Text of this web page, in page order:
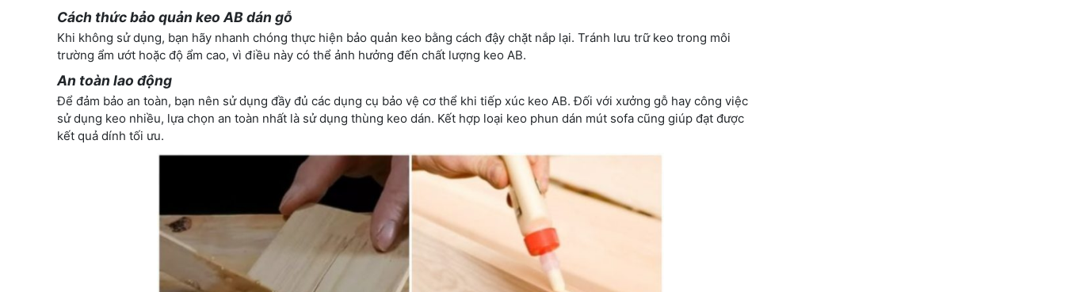
Cách thức bảo quản keo AB dán gỗ
Khi không sử dụng, bạn hãy nhanh chóng thực hiện bảo quản keo bằng cách đậy chặt nắp lại. Tránh lưu trữ keo trong môi
trường ẩm ướt hoặc độ ẩm cao, vì điều này có thể ảnh hưởng đến chất lượng keo AB.
An toàn lao động
Để đảm bảo an toàn, bạn nên sử dụng đầy đủ các dụng cụ bảo vệ cơ thể khi tiếp xúc keo AB. Đối với xưởng gỗ hay công việc
sử dụng keo nhiều, lựa chọn an toàn nhất là sử dụng thùng keo dán. Kết hợp loại keo phun dán mút sofa cũng giúp đạt được
kết quả dính tối ưu.